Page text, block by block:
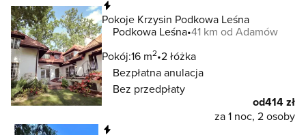
Pokoje Krzysin Podkowa Leśna
Podkowa Leśna 41 km od Adamów
Pokój:16 m2 2 łóżka
Bezpłatna anulacja
Bez przedpłaty
od414 zł
za 1 noc, 2 osoby